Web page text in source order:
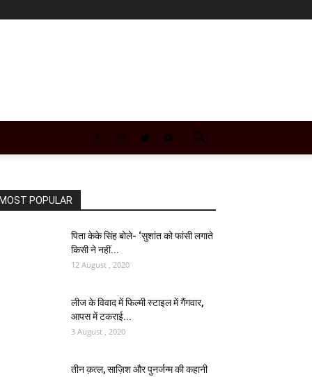
MOST POPULAR
पिता केके सिंह बोले- ‘सुशांत को फांसी लगाते
किसी ने नहीं...
12 August , 2020
लीज के विवाद में फिल्मी स्टाइल में गैंगवार,
आपस में टकराई...
3 August , 2020
तीन क़त्ल, साज़िश और पुनर्जन्म की कहानी